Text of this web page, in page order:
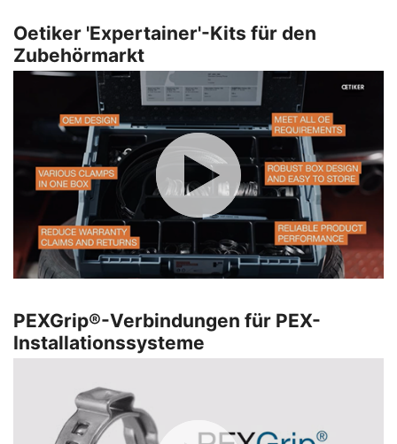
Oetiker 'Expertainer'-Kits für den
Zubehörmarkt
PEXGrip®-Verbindungen für PEX-
Installationssysteme